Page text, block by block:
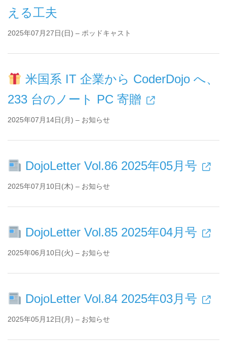
える工夫
2025年07月27日(日) – ポッドキャスト
米国系 IT 企業から CoderDojo へ、
233 台のノート PC 寄贈
2025年07月14日(月) – お知らせ
DojoLetter Vol.86 2025年05月号
2025年07月10日(木) – お知らせ
DojoLetter Vol.85 2025年04月号
2025年06月10日(火) – お知らせ
DojoLetter Vol.84 2025年03月号
2025年05月12日(月) – お知らせ